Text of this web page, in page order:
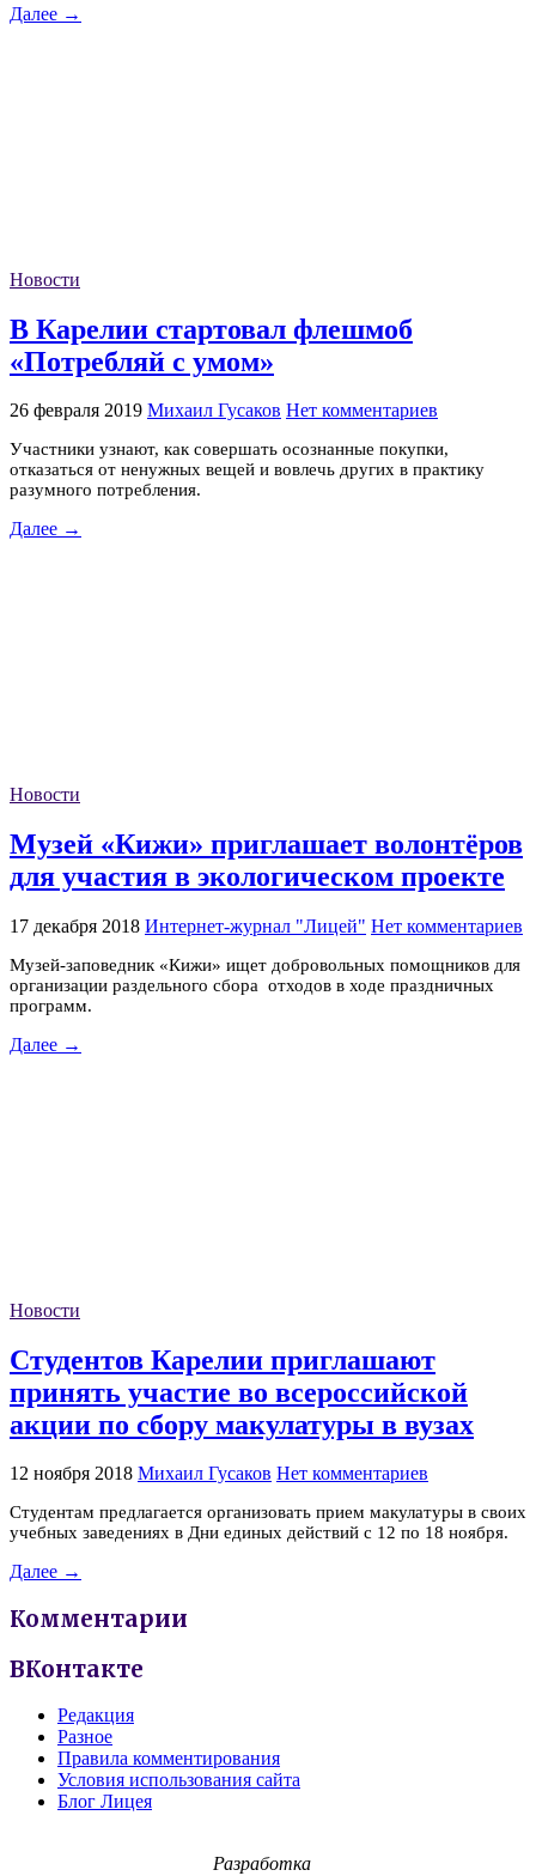
Далее →
Новости
В Карелии стартовал флешмоб
«Потребляй с умом»
26 февраля 2019 Михаил Гусаков Нет комментариев
Участники узнают, как совершать осознанные покупки,
отказаться от ненужных вещей и вовлечь других в практику
разумного потребления.
Далее →
Новости
Музей «Кижи» приглашает волонтёров
для участия в экологическом проекте
17 декабря 2018 Интернет-журнал "Лицей" Нет комментариев
Музей-заповедник «Кижи» ищет добровольных помощников для
организации раздельного сбора отходов в ходе праздничных
программ.
Далее →
Новости
Студентов Карелии приглашают
принять участие во всероссийской
акции по сбору макулатуры в вузах
12 ноября 2018 Михаил Гусаков Нет комментариев
Студентам предлагается организовать прием макулатуры в своих
учебных заведениях в Дни единых действий с 12 по 18 ноября.
Далее →
Комментарии
ВКонтакте
Редакция
Разное
Правила комментирования
Условия использования сайта
Блог Лицея
Разработка